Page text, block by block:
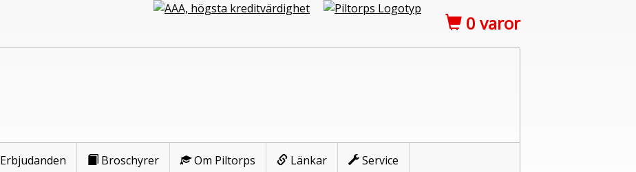
0 varor
Erbjudanden Broschyrer Om Piltorps Länkar Service